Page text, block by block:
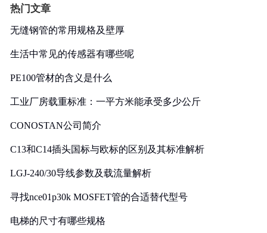
热门文章
无缝钢管的常用规格及壁厚
生活中常见的传感器有哪些呢
PE100管材的含义是什么
工业厂房载重标准：一平方米能承受多少公斤
CONOSTAN公司简介
C13和C14插头国标与欧标的区别及其标准解析
LGJ-240/30导线参数及载流量解析
寻找nce01p30k MOSFET管的合适替代型号
电梯的尺寸有哪些规格